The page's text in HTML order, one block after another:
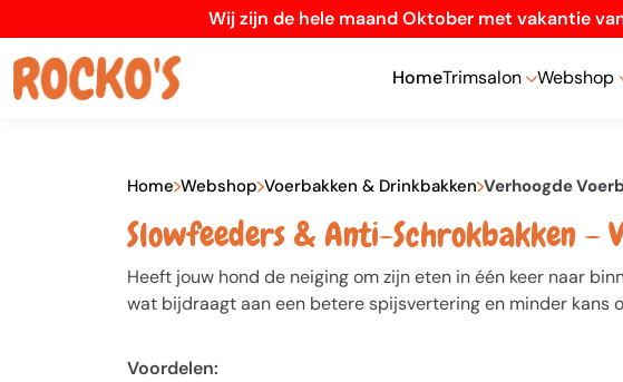
Wij zijn de hele maand Oktober met vakantie
HomeTrimsalon Webshop
Home Webshop Voerbakken & Drinkbakken Verhoogde
Slowfeeders & Anti-Schrokbakken –
Heeft jouw hond de neiging om zijn eten in één keer naar
wat bijdraagt aan een betere spijsvertering en minder kans
Voordelen: